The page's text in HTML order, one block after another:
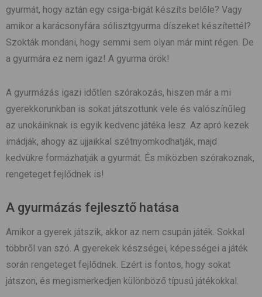
gyurmát, hogy aztán egy csiga-bigát készíts belőle? Vagy
amikor a karácsonyfára sólisztgyurma díszeket készítettél?
Szokták mondani, hogy semmi sem olyan már mint régen. De
a gyurmára ez nem igaz! A gyurma örök!
A gyurmázás igazi időtlen szórakozás, hiszen már a mi
gyerekkorunkban is sokat játszottunk vele és valószínűleg
az unokáinknak is egyik kedvenc játéka lesz. Az apró kezek
imádják, ahogy az ujjaikkal szétnyomkodhatják, majd
kedvükre formázhatják a gyurmát. És miközben szórakoznak,
rengeteget fejlődnek is!
A gyurmázás fejlesztő hatása
Amikor a gyerek játszik, akkor az nem csupán játék. Sokkal
többről van szó. A gyerekek készségei, képességei a játék
során rengeteget fejlődnek. Ezért is fontos, hogy sokat
játszon, és megismerkedjen különböző típusú játékokkal.